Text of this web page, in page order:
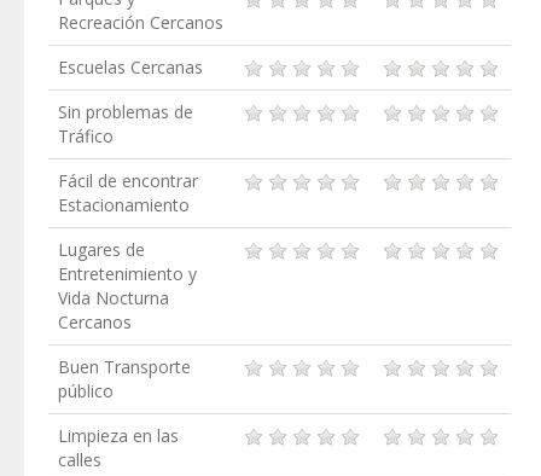
Recreación Cercanos
Escuelas Cercanas
Sin problemas de
Tráfico
Fácil de encontrar
Estacionamiento
Lugares de
Entretenimiento y
Vida Nocturna
Cercanos
Buen Transporte
público
Limpieza en las
calles